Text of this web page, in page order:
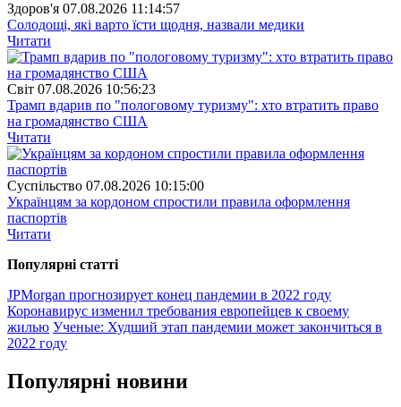
Здоров'я 07.08.2026 11:14:57
Солодощі, які варто їсти щодня, назвали медики
Читати
Свiт 07.08.2026 10:56:23
Трамп вдарив по "пологовому туризму": хто втратить право
на громадянство США
Читати
Суспiльство 07.08.2026 10:15:00
Українцям за кордоном спростили правила оформлення
паспортів
Читати
Популярнi статтi
JPMorgan прогнозирует конец пандемии в 2022 году
Коронавирус изменил требования европейцев к своему
жилью Ученые: Худший этап пандемии может закончиться в
2022 году
Популярнi новини